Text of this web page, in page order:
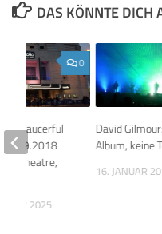
DAS KÖNNTE DICH
David
Album, keine
16. JANUAR
0
Saucerful
27.9.2018
Theatre,
2025